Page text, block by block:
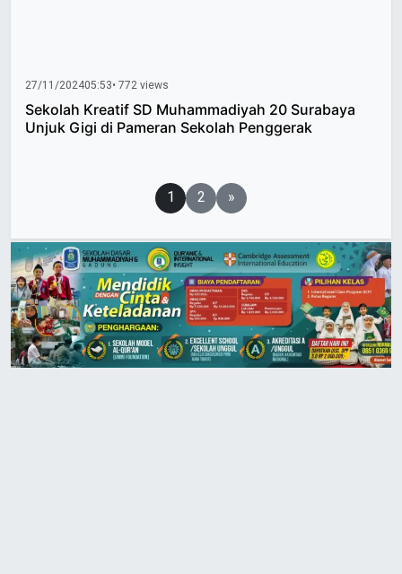
27/11/202405:53• 772 views
Sekolah Kreatif SD Muhammadiyah 20 Surabaya
Unjuk Gigi di Pameran Sekolah Penggerak
1 2 »